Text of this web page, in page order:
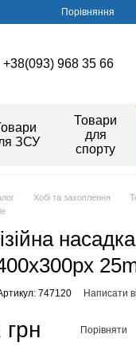
Порівняння
+38(093) 968 35 66
ЗСУ
Товари
для
спорту
Хобі та захоплення
747120 Написати
Порівняти